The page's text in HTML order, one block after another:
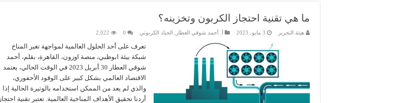
ما هي تقنية احتجاز الكربون وتخزينه؟
هيئة التحرير 3 مايو، 2023 أ. أحمد شوقي العطار الحياد الكربوني 0
2,022
تعرف على أحد الحلول العالمية لمواجهة تغير المناخ
شبكة بيئة ابوظبي، منصة اوزون، القاهرة، بقلم، أحمد
شوقي العطار 30 أبريل 2023 في الوقت الحالي، يعتمد
الاقتصاد العالمي بشكل كبير على الوقود الأحفوري،
والذي لم يعد من الممكن استخدامه بالوتيرة الحالية إذا
أردنا تحقيق الأهداف المناخية العالمية. تعتبر تقنية احتجاز